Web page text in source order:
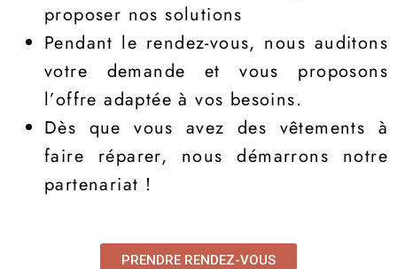
proposer nos solutions
Pendant le rendez-vous, nous auditons
votre demande et vous proposons
l’offre adaptée à vos besoins.
Dès que vous avez des vêtements à
faire réparer, nous démarrons notre
partenariat !
PRENDRE RENDEZ-VOUS